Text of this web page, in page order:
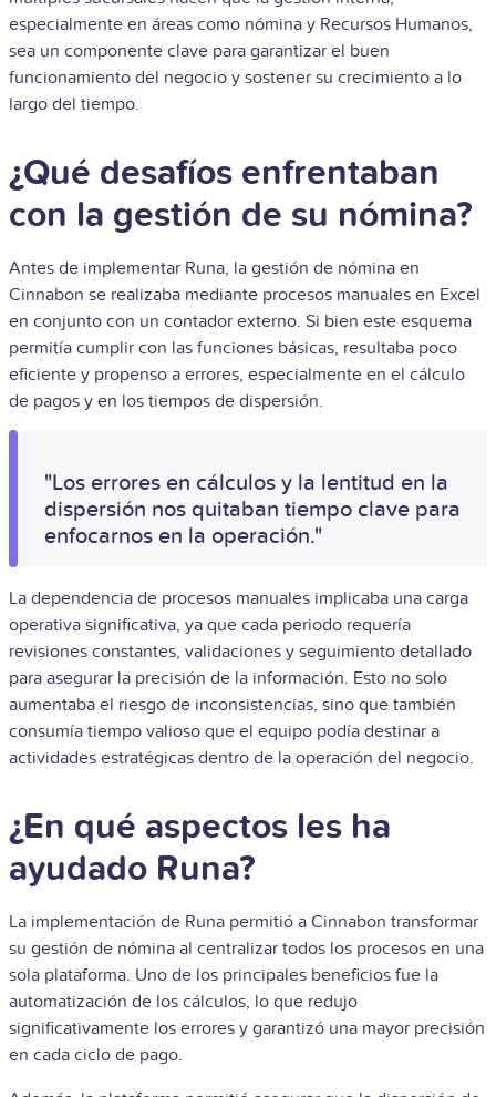
especialmente en áreas como nómina y Recursos Humanos,
sea un componente clave para garantizar el buen
funcionamiento del negocio y sostener su crecimiento a lo
largo del tiempo.
¿Qué desafíos enfrentaban
con la gestión de su nómina?
Antes de implementar Runa, la gestión de nómina en
Cinnabon se realizaba mediante procesos manuales en Excel
en conjunto con un contador externo. Si bien este esquema
permitía cumplir con las funciones básicas, resultaba poco
eficiente y propenso a errores, especialmente en el cálculo
de pagos y en los tiempos de dispersión.
"Los errores en cálculos y la lentitud en la
dispersión nos quitaban tiempo clave para
enfocarnos en la operación."
La dependencia de procesos manuales implicaba una carga
operativa significativa, ya que cada periodo requería
revisiones constantes, validaciones y seguimiento detallado
para asegurar la precisión de la información. Esto no solo
aumentaba el riesgo de inconsistencias, sino que también
consumía tiempo valioso que el equipo podía destinar a
actividades estratégicas dentro de la operación del negocio.
¿En qué aspectos les ha
ayudado Runa?
La implementación de Runa permitió a Cinnabon transformar
su gestión de nómina al centralizar todos los procesos en una
sola plataforma. Uno de los principales beneficios fue la
automatización de los cálculos, lo que redujo
significativamente los errores y garantizó una mayor precisión
en cada ciclo de pago.